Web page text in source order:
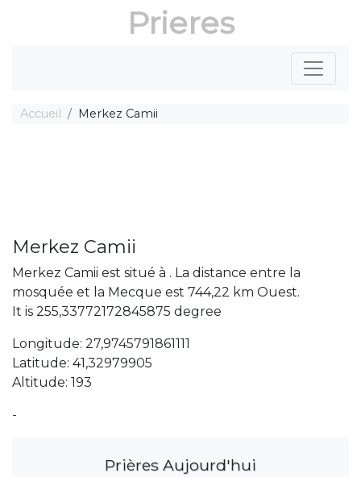
Prieres
Accueil Merkez Camii
Merkez Camii
Merkez Camii est situé à . La distance entre la
mosquée et la Mecque est 744,22 km Ouest.
It is 255,33772172845875 degree
Longitude: 27,9745791861111
Latitude: 41,32979905
Altitude: 193
-
Prières Aujourd'hui